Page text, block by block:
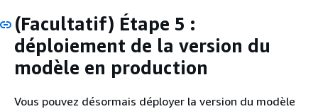
(Facultatif) Étape 5 :
déploiement de la version du
modèle en production
Vous pouvez désormais déployer la version du modèle